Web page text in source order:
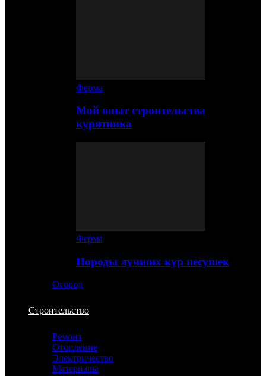
Ферма
Мой опыт строительства
курятника
Ферма
Породы лучших кур несушек
Огород
Строительство
Ремонт
Отопление
Электричество
Материалы